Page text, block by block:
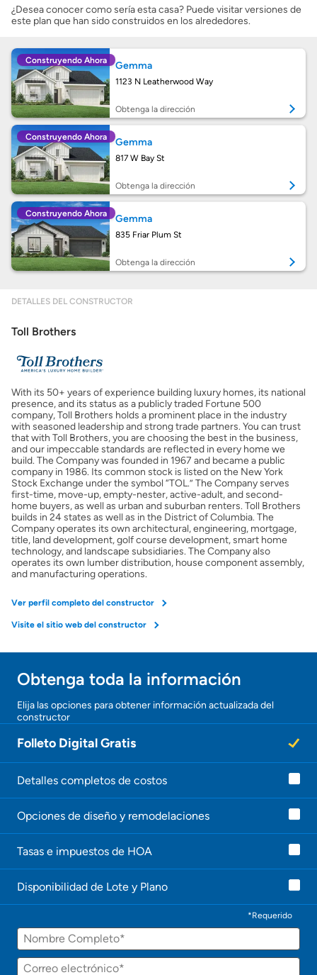
Costos casa nueva vs. usada
Obtener mi puntaje de crédito
Calcular mi hipoteca
Obtener Aprobación Previa
Preparar mi casa para la venta
Seguro de propietarios
Obtener ofertas por mi casa
¿Desea conocer como sería esta casa? Puede visitar versiones de
este plan que han sido construidos en los alrededores.
Construyendo Ahora Gemma
1123 N Leatherwood Way
Obtenga la dirección
Construyendo Ahora Gemma
817 W Bay St
Obtenga la dirección
Construyendo Ahora Gemma
835 Friar Plum St
Obtenga la dirección
DETALLES DEL CONSTRUCTOR
Toll Brothers
With its 50+ years of experience building luxury homes, its national
presence, and its status as a publicly traded Fortune 500
company, Toll Brothers holds a prominent place in the industry
with seasoned leadership and strong trade partners. You can trust
that with Toll Brothers, you are choosing the best in the business,
and our impeccable standards are reflected in every home we
build. The Company was founded in 1967 and became a public
company in 1986. Its common stock is listed on the New York
Stock Exchange under the symbol “TOL.” The Company serves
first-time, move-up, empty-nester, active-adult, and second-
home buyers, as well as urban and suburban renters. Toll Brothers
builds in 24 states as well as in the District of Columbia. The
Company operates its own architectural, engineering, mortgage,
title, land development, golf course development, smart home
technology, and landscape subsidiaries. The Company also
operates its own lumber distribution, house component assembly,
and manufacturing operations.
Ver perfil completo del constructor
Visite el sitio web del constructor
Obtenga toda la información
Elija las opciones para obtener información actualizada del
constructor
Folleto Digital Gratis
Detalles completos de costos
Opciones de diseño y remodelaciones
Tasas e impuestos de HOA
Disponibilidad de Lote y Plano
*Requerido